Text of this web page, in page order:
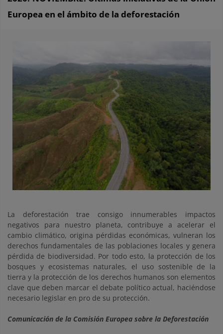
Europea en el ámbito de la deforestación
La deforestación trae consigo innumerables impactos
negativos para nuestro planeta, contribuye a acelerar el
cambio climático, origina pérdidas económicas, vulneran los
derechos fundamentales de las poblaciones locales y genera
pérdida de biodiversidad. Por todo esto, la protección de los
bosques y ecosistemas naturales, el uso sostenible de la
tierra y la protección de los derechos humanos son elementos
clave que deben marcar el debate político actual, haciéndose
necesario legislar en pro de su protección.
Comunicación de la Comisión Europea sobre la Deforestación